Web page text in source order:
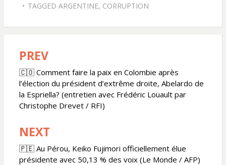
TAGGED ARGENTINE, CORRUPTION
Navigation
de
l’article
PREV
🇨🇴 Comment faire la paix en Colombie après
l’élection du président d’extrême droite, Abelardo de
la Espriella? (entretien avec Frédéric Louault par
Christophe Drevet / RFI)
NEXT
🇵🇪 Au Pérou, Keiko Fujimori officiellement élue
présidente avec 50,13 % des voix (Le Monde / AFP)